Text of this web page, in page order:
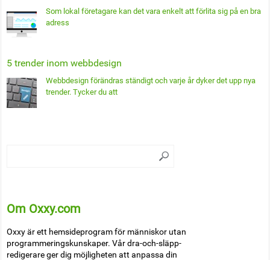
Som lokal företagare kan det vara enkelt att förlita sig på en bra
adress
5 trender inom webbdesign
Webbdesign förändras ständigt och varje år dyker det upp nya
trender. Tycker du att
Om Oxxy.com
Oxxy är ett hemsideprogram för människor utan
programmeringskunskaper. Vår dra-och-släpp-
redigerare ger dig möjligheten att anpassa din